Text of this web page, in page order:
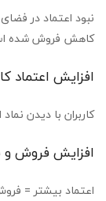
نبود اعتماد در
کاهش فروش شده
افزایش اعتماد
کاربران با دیدن
افزایش فروش و
اعتماد بیشتر =